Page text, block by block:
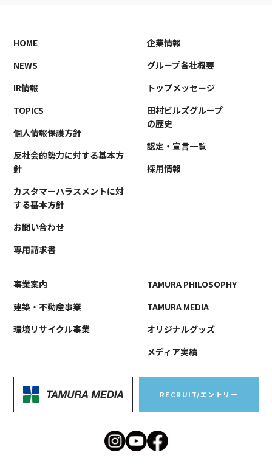
HOME
NEWS
IR情報
TOPICS
個人情報保護方針
反社会的勢力に対する基本方
針
カスタマーハラスメントに対
する基本方針
お問い合わせ
専用請求書
企業情報
グループ各社概要
トップメッセージ
田村ビルズグループ
の歴史
認定・宣言一覧
採用情報
事業案内
建築・不動産事業
環境リサイクル事業
TAMURA PHILOSOPHY
TAMURA MEDIA
オリジナルグッズ
メディア実績
RECRUIT/エントリー